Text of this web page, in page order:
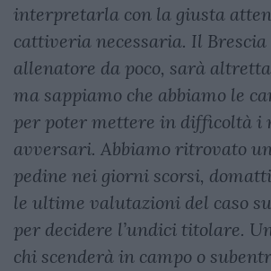
interpretarla con la giusta
cattiveria necessaria. Il Brescia
allenatore da poco, sarà
ma sappiamo che abbiamo le
per poter mettere in difficoltà i
avversari. Abbiamo ritrovato
pedine nei giorni scorsi,
le ultime valutazioni del caso
per decidere l’undici titolare.
chi scenderà in campo o